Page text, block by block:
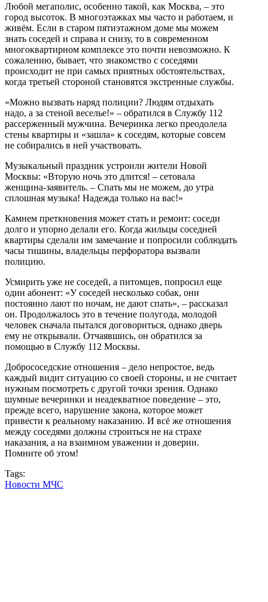
Любой мегаполис, особенно такой, как Москва, – это
город высоток. В многоэтажках мы часто и работаем, и
живём. Если в старом пятиэтажном доме мы можем
знать соседей и справа и снизу, то в современном
многоквартирном комплексе это почти невозможно. К
сожалению, бывает, что знакомство с соседями
происходит не при самых приятных обстоятельствах,
когда третьей стороной становятся экстренные службы.
«Можно вызвать наряд полиции? Людям отдыхать
надо, а за стеной веселье!» – обратился в Службу 112
рассерженный мужчина. Вечеринка легко преодолела
стены квартиры и «зашла» к соседям, которые совсем
не собирались в ней участвовать.
Музыкальный праздник устроили жители Новой
Москвы: «Вторую ночь это длится! – сетовала
женщина-заявитель. – Спать мы не можем, до утра
сплошная музыка! Надежда только на вас!»
Камнем преткновения может стать и ремонт: соседи
долго и упорно делали его. Когда жильцы соседней
квартиры сделали им замечание и попросили соблюдать
часы тишины, владельцы перфоратора вызвали
полицию.
Усмирить уже не соседей, а питомцев, попросил еще
один абонент: «У соседей несколько собак, они
постоянно лают по ночам, не дают спать», – рассказал
он. Продолжалось это в течение полугода, молодой
человек сначала пытался договориться, однако дверь
ему не открывали. Отчаявшись, он обратился за
помощью в Службу 112 Москвы.
Добрососедские отношения – дело непростое, ведь
каждый видит ситуацию со своей стороны, и не считает
нужным посмотреть с другой точки зрения. Однако
шумные вечеринки и неадекватное поведение – это,
прежде всего, нарушение закона, которое может
привести к реальному наказанию. И всё же отношения
между соседями должны строиться не на страхе
наказания, а на взаимном уважении и доверии.
Помните об этом!
Tags:
Новости МЧС